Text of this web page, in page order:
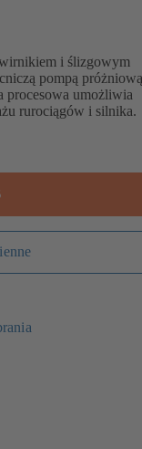
i ślizgowym
pompą
procesowa umożliwia
rurociągów i silnika.